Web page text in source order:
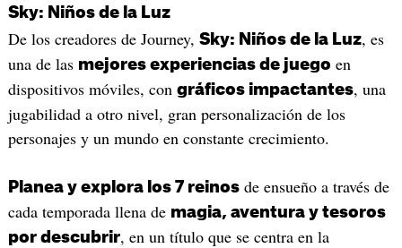
Sky: Niños de la Luz
De los creadores de Journey, Sky: Niños de la Luz, es
una de las mejores experiencias de juego en
dispositivos móviles, con gráficos impactantes, una
jugabilidad a otro nivel, gran personalización de los
personajes y un mundo en constante crecimiento.
Planea y explora los 7 reinosde ensueño a través de
cada temporada llena de magia, aventura y tesoros
por descubrir, en un título que se centra en la